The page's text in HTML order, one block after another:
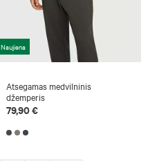
Naujiena
Atsegamas medvilninis
džemperis
79,90 €